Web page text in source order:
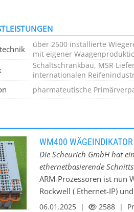
über 2500 installierte
mit eigener
Schaltschrankbau, MSR
internationalen
pharmateutische
WM400
Die Scheurich GmbH hat
ethernetbasierende
ARM-Prozessoren ist nun
Rockwell ( Ethernet-IP)
am Touchscreen, oder
06.01.2025 | 2588 |